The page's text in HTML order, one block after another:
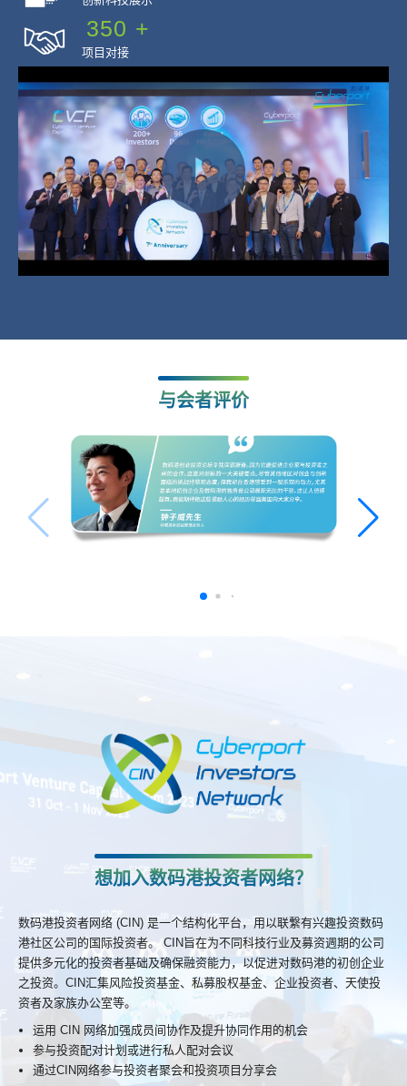
350 +
项目对接
与会者评价
想加入数码港投资者网络？
数码港投资者网络 (CIN) 是一个结构化平台，用以联繋有兴趣投资数码
港社区公司的国际投资者。 CIN旨在为不同科技行业及募资週期的公司
提供多元化的投资者基础及确保融资能力，以促进对数码港的初创企业
之投资。CIN汇集风险投资基金、私募股权基金、企业投资者、天使投
资者及家族办公室等。
运用 CIN 网络加强成员间协作及提升协同作用的机会
参与投资配对计划或进行私人配对会议
通过CIN网络参与投资者聚会和投资项目分享会